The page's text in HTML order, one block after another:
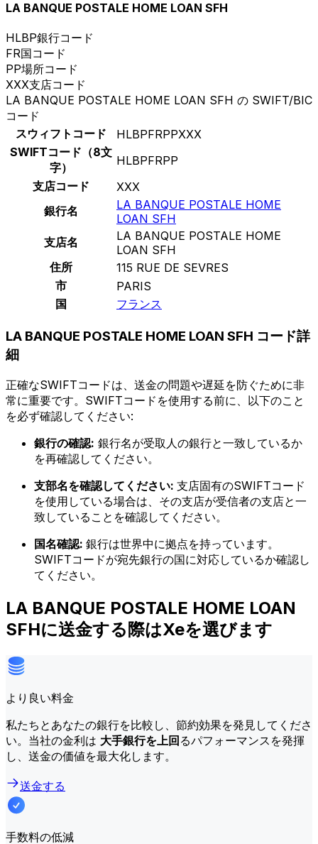
LA BANQUE POSTALE HOME LOAN SFH
HLBP銀行コード
FR国コード
PP場所コード
XXX支店コード
LA BANQUE POSTALE HOME LOAN SFH の SWIFT/BIC
コード
スウィフトコード
HLBPFRPPXXX
SWIFTコード（8文
字）
HLBPFRPP
支店コード
XXX
銀行名
LA BANQUE POSTALE HOME
LOAN SFH
支店名
LA BANQUE POSTALE HOME
LOAN SFH
住所
115 RUE DE SEVRES
市
PARIS
国
フランス
LA BANQUE POSTALE HOME LOAN SFH コード詳
細
正確なSWIFTコードは、送金の問題や遅延を防ぐために非
常に重要です。SWIFTコードを使用する前に、以下のこと
を必ず確認してください:
銀行の確認: 銀行名が受取人の銀行と一致しているか
を再確認してください。
支部名を確認してください: 支店固有のSWIFTコード
を使用している場合は、その支店が受信者の支店と一
致していることを確認してください。
国名確認: 銀行は世界中に拠点を持っています。
SWIFTコードが宛先銀行の国に対応しているか確認し
てください。
LA BANQUE POSTALE HOME LOAN
SFHに送金する際はXeを選びます
より良い料金
私たちとあなたの銀行を比較し、節約効果を発見してくださ
い。当社の金利は 大手銀行を上回るパフォーマンスを発揮
し、送金の価値を最大化します。
送金する
手数料の低減